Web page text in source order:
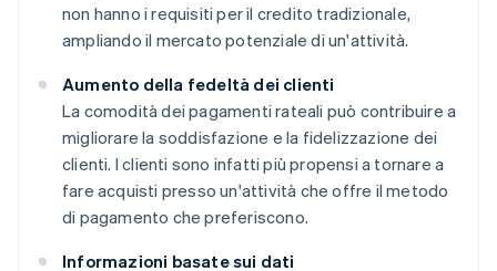
non hanno i requisiti per il credito tradizionale,
ampliando il mercato potenziale di un'attività.
Aumento della fedeltà dei clienti
La comodità dei pagamenti rateali può contribuire a
migliorare la soddisfazione e la fidelizzazione dei
clienti. I clienti sono infatti più propensi a tornare a
fare acquisti presso un'attività che offre il metodo
di pagamento che preferiscono.
Informazioni basate sui dati